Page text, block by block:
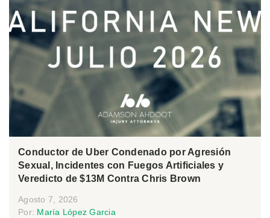
Conductor de Uber Condenado por Agresión
Sexual, Incidentes con Fuegos Artificiales y
Veredicto de $13M Contra Chris Brown
Agosto 7, 2026
Por: María López Garcia